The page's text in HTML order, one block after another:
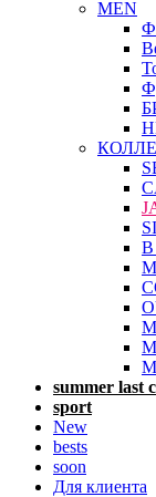
MEN
summer last
sport
New
bests
soon
Для клиента